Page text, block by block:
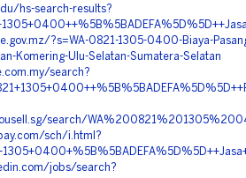
hs-search-results?
?s=WA-0821-1305-0400-Biaya-
Komering-Ulu-Selatan-Sumatera-Selatan
search?
search/
sch/i.html?
jobs/search?